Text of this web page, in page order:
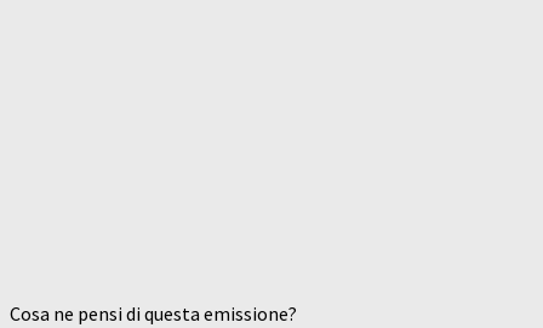
Cosa ne pensi di questa emissione?